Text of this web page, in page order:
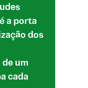
a porta
dos
um
cada